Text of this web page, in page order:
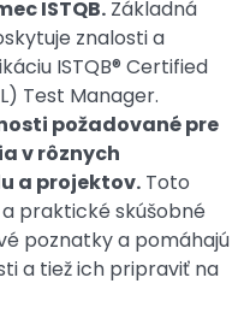
ISTQB. Základná
znalosti a
ISTQB® Certified
Test Manager.
požadované pre
v rôznych
a projektov. Toto
praktické skúšobné
poznatky a pomáhajú
a tiež ich pripraviť na